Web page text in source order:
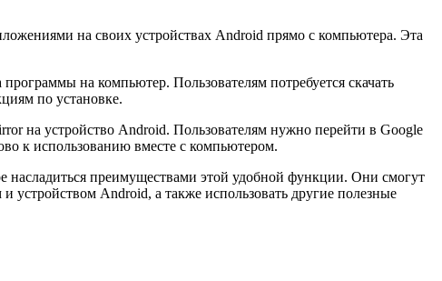
на своих устройствах Android прямо с компьютера. Эта
на компьютер. Пользователям потребуется скачать
по установке.
на устройство Android. Пользователям нужно перейти в Google
к использованию вместе с компьютером.
насладиться преимуществами этой удобной функции. Они смогут
Android, а также использовать другие полезные